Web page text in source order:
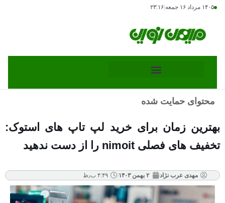
۱۴۰۵ مرداد ۱۶ جمعه ۲۳:۱۶
محتوای حمایت شده
بهترین زمان برای خرید لپ تاپ های استوک:
تخفیف های فصلی nimoit را از دست ندهید
مهدی عرب نژاد ۲ بهمن ۱۴۰۳ ۴:۴۹ ب٫ظ